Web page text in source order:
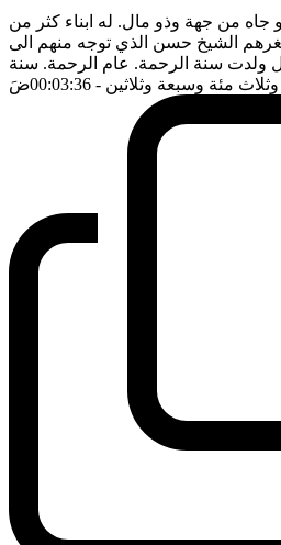
جاه من جهة وذو مال. له ابناء كثر من
الشيخ حسن الذي توجه منهم الى
ولدت سنة الرحمة. عام الرحمة. سنة
مئة وسبعة وثلاثين - 00:03:36 ضَ